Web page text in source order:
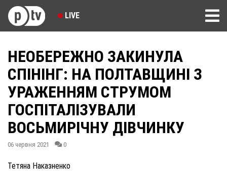
LIVE
НЕОБЕРЕЖНО ЗАКИНУЛА
СПІНІНГ: НА ПОЛТАВЩИНІ З
УРАЖЕННЯМ СТРУМОМ
ГОСПІТАЛІЗУВАЛИ
ВОСЬМИРІЧНУ ДІВЧИНКУ
06 червня 2021 0
Тетяна Наказненко